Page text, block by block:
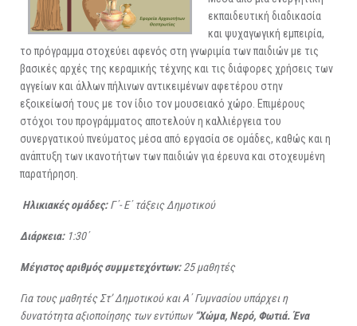
εκπαιδευτική διαδικασία
και ψυχαγωγική εμπειρία,
το πρόγραμμα στοχεύει αφενός στη γνωριμία των παιδιών με τις
βασικές αρχές της κεραμικής τέχνης και τις διάφορες χρήσεις των
αγγείων και άλλων πήλινων αντικειμένων αφετέρου στην
εξοικείωσή τους με τον ίδιο τον μουσειακό χώρο. Επιμέρους
στόχοι του προγράμματος αποτελούν η καλλιέργεια του
συνεργατικού πνεύματος μέσα από εργασία σε ομάδες, καθώς και η
ανάπτυξη των ικανοτήτων των παιδιών για έρευνα και στοχευμένη
παρατήρηση.
Ηλικιακές ομάδες:Γ΄- Ε΄ τάξεις Δημοτικού
Διάρκεια:1:30΄
Μέγιστος αριθμός συμμετεχόντων:25 μαθητές
Για τους μαθητές Στ’ Δημοτικού και Α΄ Γυμνασίου υπάρχει η
δυνατότητα αξιοποίησης των εντύπων “Χώμα, Νερό, Φωτιά. Ένα